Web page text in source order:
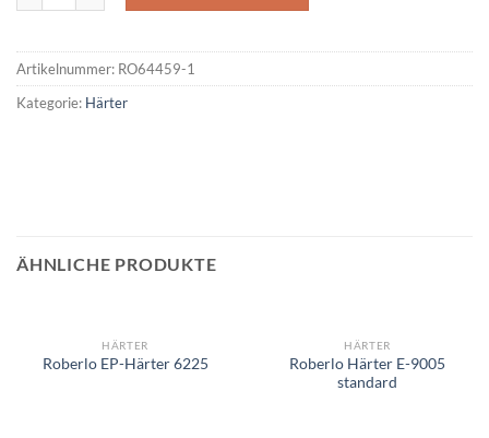
Artikelnummer: RO64459-1
Kategorie: Härter
ÄHNLICHE PRODUKTE
HÄRTER
Roberlo EP-Härter 6225
HÄRTER
Roberlo Härter E-9005
standard